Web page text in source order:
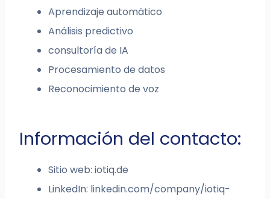
Aprendizaje automático
Análisis predictivo
consultoría de IA
Procesamiento de datos
Reconocimiento de voz
Información del contacto:
Sitio web: iotiq.de
LinkedIn: linkedin.com/company/iotiq-